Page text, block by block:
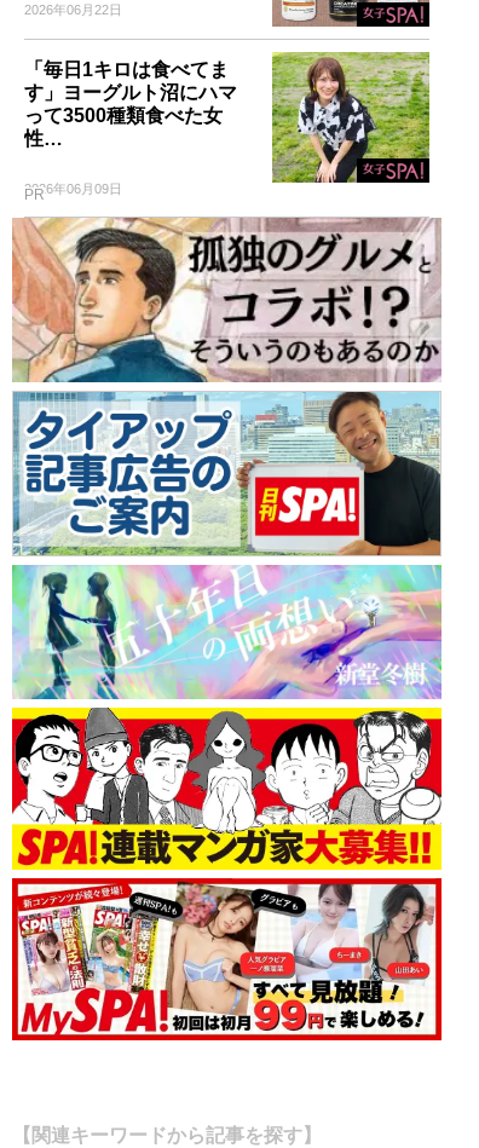
2026年06月22日
「毎日1キロは食べてま
す」ヨーグルト沼にハマ
って3500種類食べた女
性…
2026年06月09日
PR
【関連キーワードから記事を探す】